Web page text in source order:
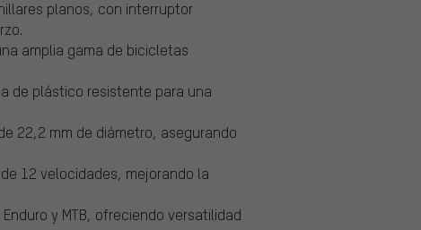
planos, con interruptor
amplia gama de bicicletas
de plástico resistente para una
22,2 mm de diámetro, asegurando
12 velocidades, mejorando la
y MTB, ofreciendo versatilidad